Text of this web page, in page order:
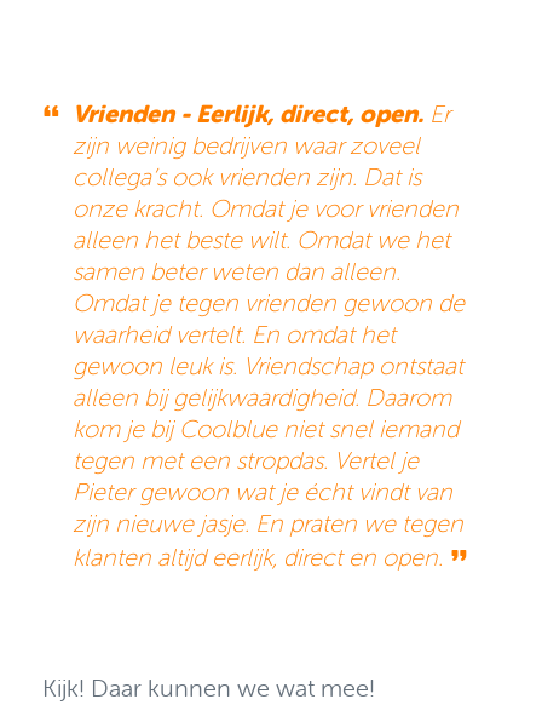
Vrienden - Eerlijk, direct, open. Er
zijn weinig bedrijven waar zoveel
collega’s ook vrienden zijn. Dat is
onze kracht. Omdat je voor vrienden
alleen het beste wilt. Omdat we het
samen beter weten dan alleen.
Omdat je tegen vrienden gewoon de
waarheid vertelt. En omdat het
gewoon leuk is. Vriendschap ontstaat
alleen bij gelijkwaardigheid. Daarom
kom je bij Coolblue niet snel iemand
tegen met een stropdas. Vertel je
Pieter gewoon wat je écht vindt van
zijn nieuwe jasje. En praten we tegen
klanten altijd eerlijk, direct en open.
Kijk! Daar kunnen we wat mee!